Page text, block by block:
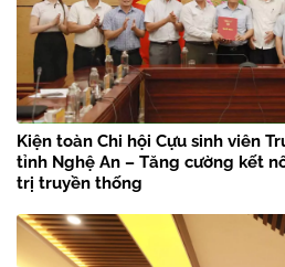
Kiện toàn Chi hội Cựu sinh viên
tỉnh Nghệ An – Tăng cường kết
trị truyền thống